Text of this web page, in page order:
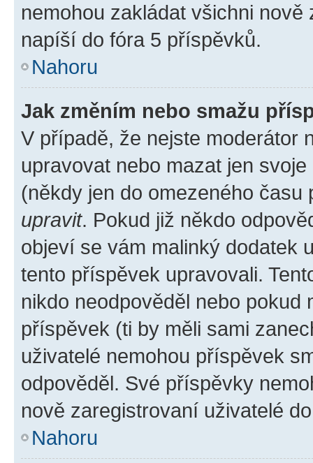
nemohou zakládat všichni
napíší do fóra 5 příspěvků.
Nahoru
Jak změním nebo smažu
V případě, že nejste moderátor
upravovat nebo mazat jen
(někdy jen do omezeného
upravit. Pokud již někdo
objeví se vám malinký dodatek
tento příspěvek upravovali.
nikdo neodpověděl nebo pokud
příspěvek (ti by měli sami
uživatelé nemohou příspěvek
odpověděl. Své příspěvky
nově zaregistrovaní uživatelé
Nahoru